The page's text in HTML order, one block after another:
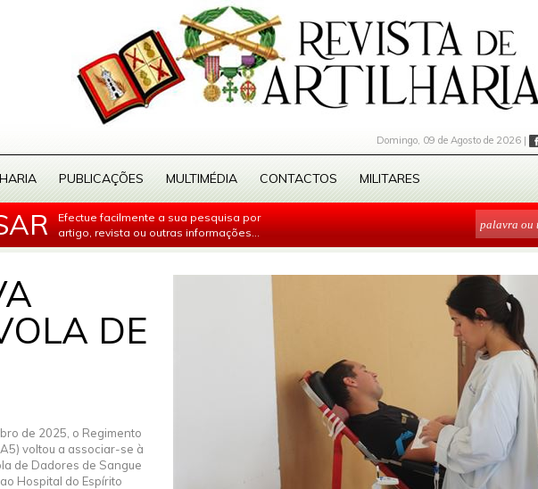
Domingo, 09 de Agosto de 2026 |
PUBLICAÇÕES MULTIMÉDIA CONTACTOS MILITARES
Efectue facilmente a sua pesquisa por
artigo, revista ou outras informações...
DE
de 2025, o Regimento
voltou a associar-se à
de Dadores de Sangue
Hospital do Espírito